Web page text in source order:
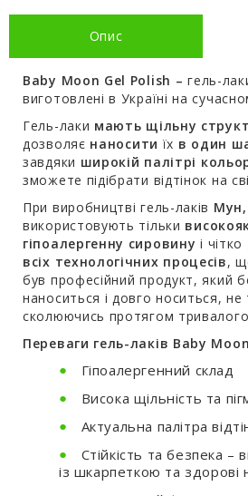
Опис
Baby Moon Gel Polish – гель-
виготовлені в Україні на
Гель-лаки мають щільну
дозволяє наносити їх в один
завдяки широкій палітрі
зможете підібрати відтінок на
При виробництві гель-лаків Мун,
використовують тільки
гіпоалергенну сировину і чітко
всіх технологічних процесів,
був професійний продукт, який
наноситься і довго носиться, не
сколюючись протягом тривалого
Переваги гель-лаків Baby
Гіпоалергенний склад
Висока щільність та
Актуальна палітра
Стійкість та безпека –
із шкарпеткою та здорові